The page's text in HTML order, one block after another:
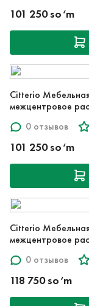
101 250 so‘m
Citterio
межцентровое
0 отзывов
101 250 so‘m
Citterio
межцентровое
0 отзывов
118 750 so‘m